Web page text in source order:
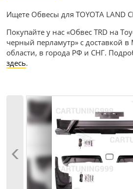
Ищете Обвесы для TOYOTA LAND
Покупайте у нас «Обвес TRD на
черный перламутр» с доставкой
области, в города РФ и СНГ.
здесь.